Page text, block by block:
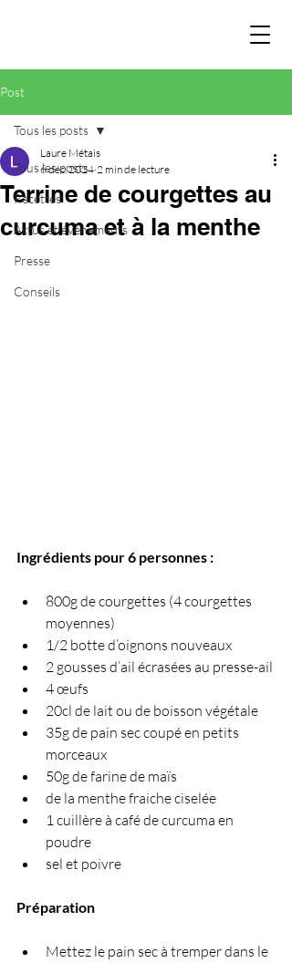
Post
Tous les posts
Recettes
Actus et évènements
Presse
Conseils
Tous les posts
Terrine de courgettes au
curcuma et à la menthe
Laure Métais
6 déc. 2024 2 min de lecture
Ingrédients pour 6 personnes :
800g de courgettes (4 courgettes
moyennes)
1/2 botte d’oignons nouveaux
2 gousses d’ail écrasées au presse-ail
4 œufs
20cl de lait ou de boisson végétale
35g de pain sec coupé en petits
morceaux
50g de farine de maïs
de la menthe fraiche ciselée
1 cuillère à café de curcuma en
poudre
sel et poivre
Préparation
Mettez le pain sec à tremper dans le